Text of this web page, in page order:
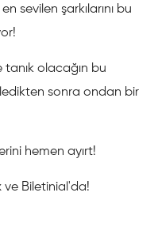
sevilen şarkılarını bu
tanık olacağın bu
sonra ondan bir
hemen ayırt!
ve Biletinial'da!